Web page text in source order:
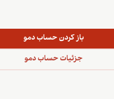
باز کردن حساب دمو
جزئیات حساب دمو